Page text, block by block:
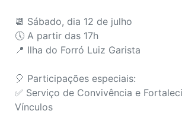
📆 Sábado, dia 12 de julho
🕔 A partir das 17h
📍 Ilha do Forró Luiz Garista
🎈 Participações especiais:
✅ Serviço de Convivência e
Vínculos